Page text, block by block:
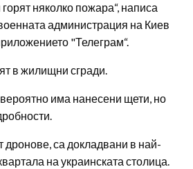
няколко пожара“, написа
администрация на Киев
"Телеграм“.
в жилищни сгради.
има нанесени щети, но
дронове, са докладвани в най-
на украинската столица.